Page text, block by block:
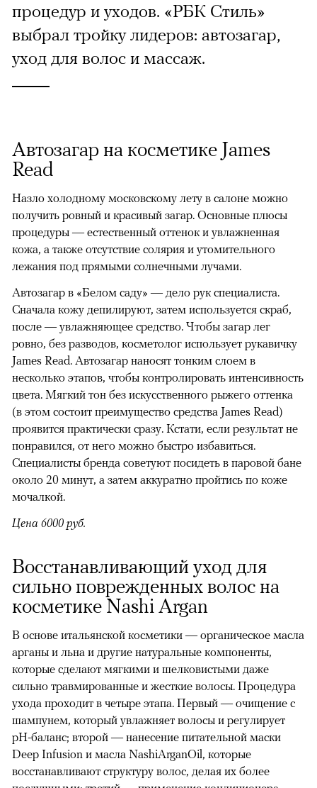
процедур и уходов. «РБК Стиль»
выбрал тройку лидеров: автозагар,
уход для волос и массаж.
Автозагар на косметике James
Read
Назло холодному московскому лету в салоне можно
получить ровный и красивый загар. Основные плюсы
процедуры — естественный оттенок и увлажненная
кожа, а также отсутствие солярия и утомительного
лежания под прямыми солнечными лучами.
Автозагар в «Белом саду» — дело рук специалиста.
Сначала кожу депилируют, затем используется скраб,
после — увлажняющее средство. Чтобы загар лег
ровно, без разводов, косметолог использует рукавичку
James Read. Автозагар наносят тонким слоем в
несколько этапов, чтобы контролировать интенсивность
цвета. Мягкий тон без искусственного рыжего оттенка
(в этом состоит преимущество средства James Read)
проявится практически сразу. Кстати, если результат не
понравился, от него можно быстро избавиться.
Специалисты бренда советуют посидеть в паровой бане
около 20 минут, а затем аккуратно пройтись по коже
мочалкой.
Цена 6000 руб.
Восстанавливающий уход для
сильно поврежденных волос на
косметике Nashi Argan
В основе итальянской косметики — органическое масла
арганы и льна и другие натуральные компоненты,
которые сделают мягкими и шелковистыми даже
сильно травмированные и жесткие волосы. Процедура
ухода проходит в четыре этапа. Первый — очищение с
шампунем, который увлажняет волосы и регулирует
pH-баланс; второй — нанесение питательной маски
Deep Infusion и масла NashiArganOil, которые
восстанавливают структуру волос, делая их более